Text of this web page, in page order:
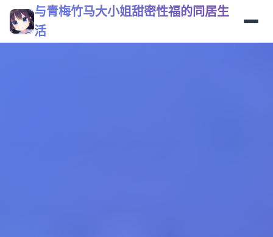
与青梅竹马大小姐甜密性福的同居生
活